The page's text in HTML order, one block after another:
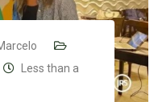
Less than a